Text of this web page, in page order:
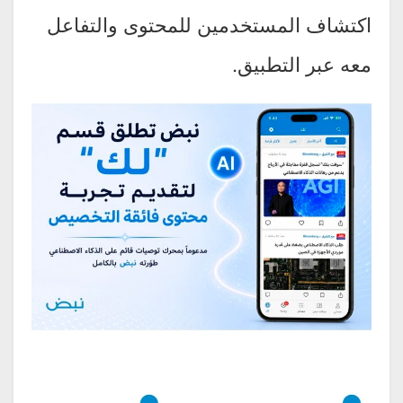
اكتشاف المستخدمين للمحتوى والتفاعل
معه عبر التطبيق.